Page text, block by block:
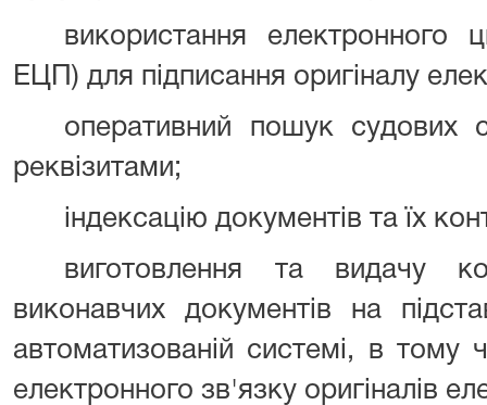
використання електронного
ЕЦП) для підписання оригіналу
оперативний пошук судових
реквізитами;
індексацію документів та їх
виготовлення та видачу
виконавчих документів на
автоматизованій системі, в тому
електронного зв'язку оригіналів